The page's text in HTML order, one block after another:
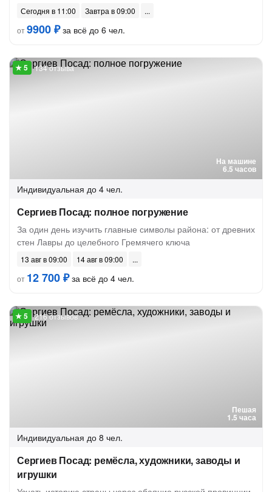
Сегодня в 11:00
Завтра в 09:00
от9900 ₽за всё до 6 чел.
На машине
6.5 часов
134 отзыва
Индивидуальная до 4 чел.
Сергиев Посад: полное погружение
За один день изучить главные символы района: от древних
стен Лавры до целебного Гремячего ключа
13 авг в 09:00
14 авг в 09:00
от 12 700 ₽за всё до 4 чел.
Пешая
1.5 часа
216 отзывов
Индивидуальная до 8 чел.
Сергиев Посад: ремёсла, художники, заводы и
игрушки